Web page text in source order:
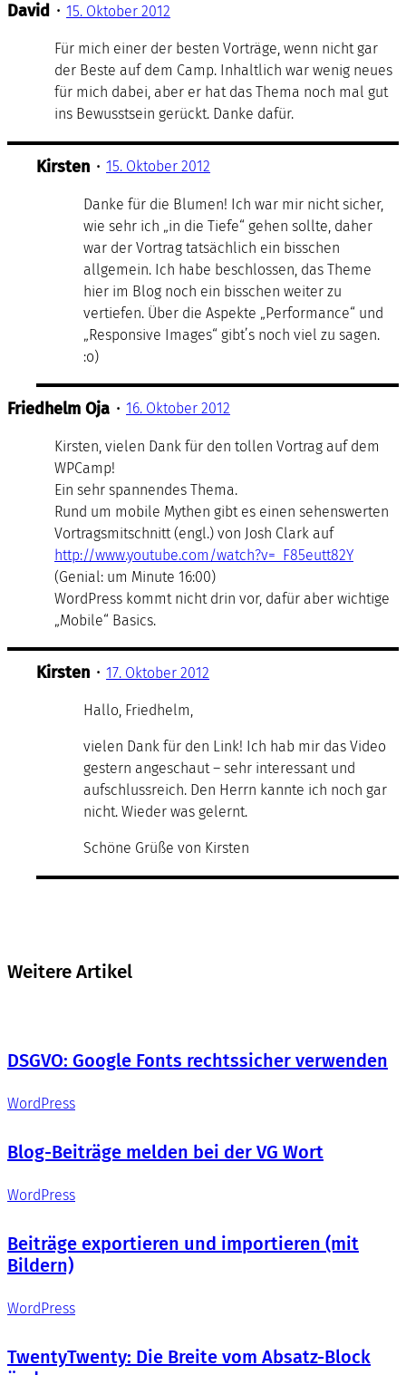
David • 15. Oktober 2012
Für mich einer der besten Vorträge, wenn nicht gar
der Beste auf dem Camp. Inhaltlich war wenig neues
für mich dabei, aber er hat das Thema noch mal gut
ins Bewusstsein gerückt. Danke dafür.
Kirsten • 15. Oktober 2012
Danke für die Blumen! Ich war mir nicht sicher,
wie sehr ich „in die Tiefe“ gehen sollte, daher
war der Vortrag tatsächlich ein bisschen
allgemein. Ich habe beschlossen, das Theme
hier im Blog noch ein bisschen weiter zu
vertiefen. Über die Aspekte „Performance“ und
„Responsive Images“ gibt’s noch viel zu sagen.
:o)
Friedhelm Oja • 16. Oktober 2012
Kirsten, vielen Dank für den tollen Vortrag auf dem
WPCamp!
Ein sehr spannendes Thema.
Rund um mobile Mythen gibt es einen sehenswerten
Vortragsmitschnitt (engl.) von Josh Clark auf
http://www.youtube.com/watch?v=_F85eutt82Y
(Genial: um Minute 16:00)
WordPress kommt nicht drin vor, dafür aber wichtige
„Mobile“ Basics.
Kirsten • 17. Oktober 2012
Hallo, Friedhelm,
vielen Dank für den Link! Ich hab mir das Video
gestern angeschaut – sehr interessant und
aufschlussreich. Den Herrn kannte ich noch gar
nicht. Wieder was gelernt.
Schöne Grüße von Kirsten
Weitere Artikel
DSGVO: Google Fonts rechtssicher verwenden
WordPress
Blog-Beiträge melden bei der VG Wort
WordPress
Beiträge exportieren und importieren (mit
Bildern)
WordPress
TwentyTwenty: Die Breite vom Absatz-Block